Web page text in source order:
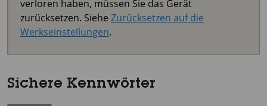
verloren haben, müssen Sie das Gerät
zurücksetzen. Siehe Zurücksetzen auf die
Werkseinstellungen.
Sichere Kennwörter